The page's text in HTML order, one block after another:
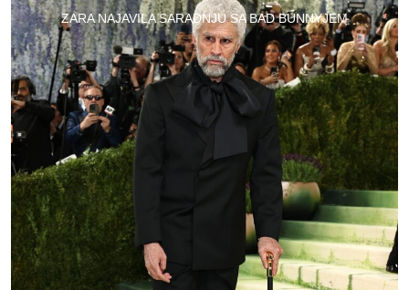
ZARA NAJAVILA SARADNJU SA BAD BUNNYJEM